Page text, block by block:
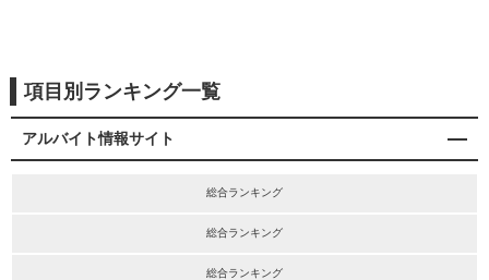
項目別ランキング一覧
アルバイト情報サイト
総合ランキング
総合ランキング
総合ランキング